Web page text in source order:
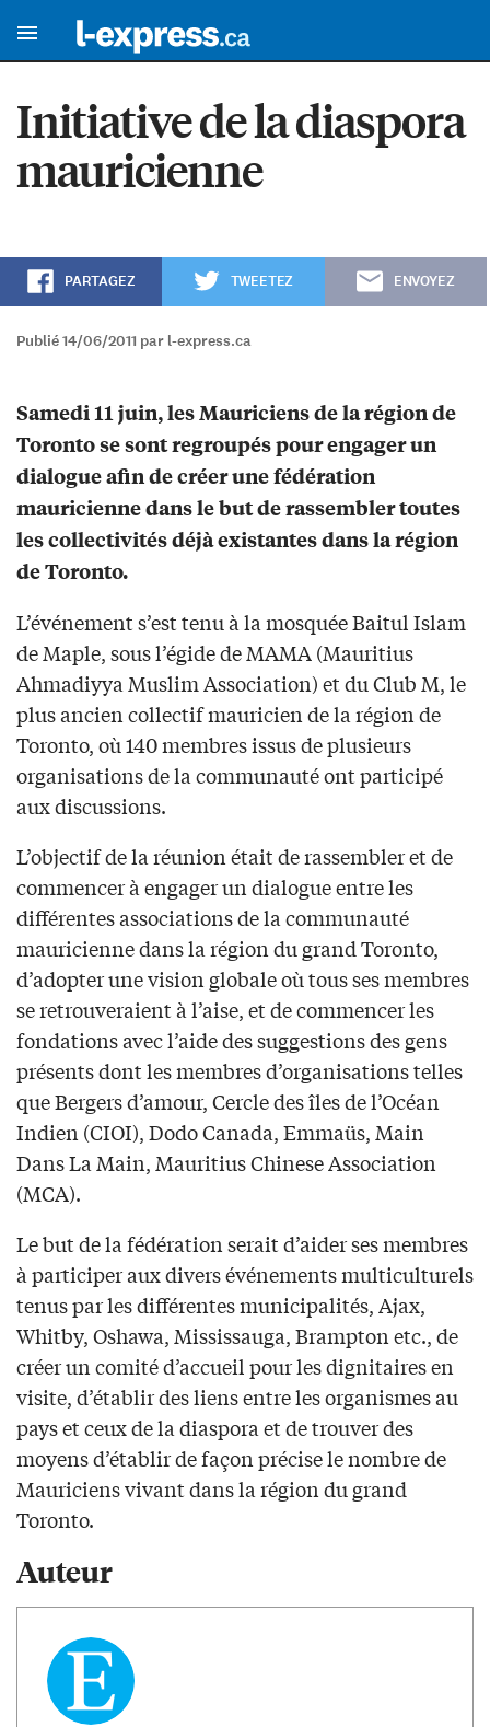
Initiative de la diaspora
mauricienne
PARTAGEZ TWEETEZ ENVOYEZ
Publié 14/06/2011 par l-express.ca
Samedi 11 juin, les Mauriciens de la région de
Toronto se sont regroupés pour engager un
dialogue afin de créer une fédération
mauricienne dans le but de rassembler toutes
les collectivités déjà existantes dans la région
de Toronto.
L’événement s’est tenu à la mosquée Baitul Islam
de Maple, sous l’égide de MAMA (Mauritius
Ahmadiyya Muslim Association) et du Club M, le
plus ancien collectif mauricien de la région de
Toronto, où 140 membres issus de plusieurs
organisations de la communauté ont participé
aux discussions.
L’objectif de la réunion était de rassembler et de
commencer à engager un dialogue entre les
différentes associations de la communauté
mauricienne dans la région du grand Toronto,
d’adopter une vision globale où tous ses membres
se retrouveraient à l’aise, et de commencer les
fondations avec l’aide des suggestions des gens
présents dont les membres d’organisations telles
que Bergers d’amour, Cercle des îles de l’Océan
Indien (CIOI), Dodo Canada, Emmaüs, Main
Dans La Main, Mauritius Chinese Association
(MCA).
Le but de la fédération serait d’aider ses membres
à participer aux divers événements multiculturels
tenus par les différentes municipalités, Ajax,
Whitby, Oshawa, Mississauga, Brampton etc., de
créer un comité d’accueil pour les dignitaires en
visite, d’établir des liens entre les organismes au
pays et ceux de la diaspora et de trouver des
moyens d’établir de façon précise le nombre de
Mauriciens vivant dans la région du grand
Toronto.
Auteur